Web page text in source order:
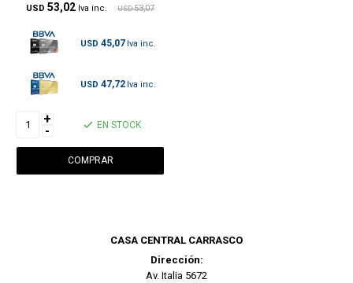
USD 53,02 USD 53,07
USD 45,07
USD 47,72
+
- EN STOCK
CASA CENTRAL CARRASCO
Dirección:
Av. Italia 5672